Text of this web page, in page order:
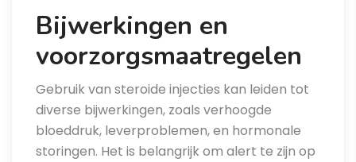
Bijwerkingen en
voorzorgsmaatregelen
Gebruik van steroide injecties kan leiden tot
diverse bijwerkingen, zoals verhoogde
bloeddruk, leverproblemen, en hormonale
storingen. Het is belangrijk om alert te zijn op